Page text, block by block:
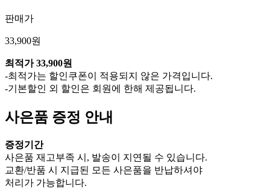
판매가
33,900원
최적가 33,900원
-최적가는 할인쿠폰이 적용되지 않은 가격입니다.
-기본할인 외 할인은 회원에 한해 제공됩니다.
사은품 증정 안내
증정기간
사은품 재고부족 시, 발송이 지연될 수 있습니다.
교환/반품 시 지급된 모든 사은품을 반납하셔야
처리가 가능합니다.